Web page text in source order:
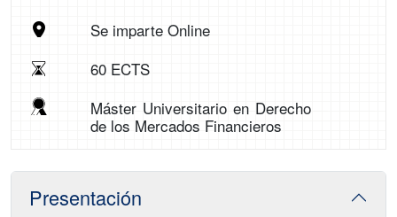
Se imparte Online
60 ECTS
Máster Universitario en Derecho
de los Mercados Financieros
Presentación